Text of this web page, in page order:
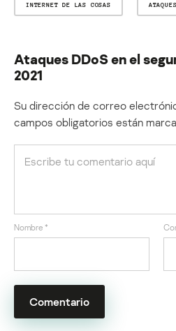
INTERNET DE LAS COSAS
Ataques DDoS en el
2021
Su dirección de correo
campos obligatorios están
Nombre *